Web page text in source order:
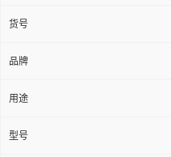
货号
品牌
用途
型号